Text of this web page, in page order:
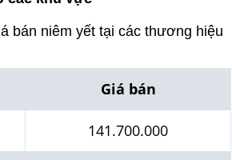
bán niêm yết tại các thương hiệu
Giá bán
141.700.000